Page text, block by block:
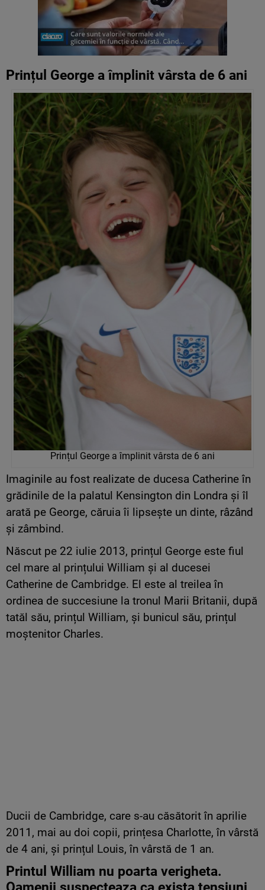
Prințul George a împlinit vârsta de 6 ani
Prințul George a împlinit vârsta de 6 ani
Imaginile au fost realizate de ducesa Catherine în
grădinile de la palatul Kensington din Londra și îl
arată pe George, căruia îi lipsește un dinte, râzând
și zâmbind.
Născut pe 22 iulie 2013, prințul George este fiul
cel mare al prințului William și al ducesei
Catherine de Cambridge. El este al treilea în
ordinea de succesiune la tronul Marii Britanii, după
tatăl său, prințul William, și bunicul său, prințul
moștenitor Charles.
Ducii de Cambridge, care s-au căsătorit în aprilie
2011, mai au doi copii, prințesa Charlotte, în vârstă
de 4 ani, și prințul Louis, în vârstă de 1 an.
Printul William nu poarta verigheta.